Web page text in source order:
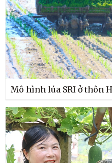
Mô hình lúa SRI ở thôn